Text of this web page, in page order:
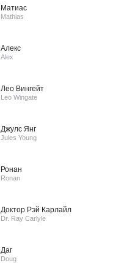
Матиас
Mathias
Алекс
Alex
Лео Вингейт
Leo Wingate
Джулс Янг
Jules Young
Ронан
Ronan
Доктор Рэй Карлайл
Dr. Ray Carlyle
Даг
Doug